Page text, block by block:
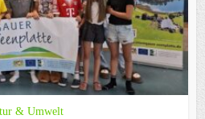
& Umwelt